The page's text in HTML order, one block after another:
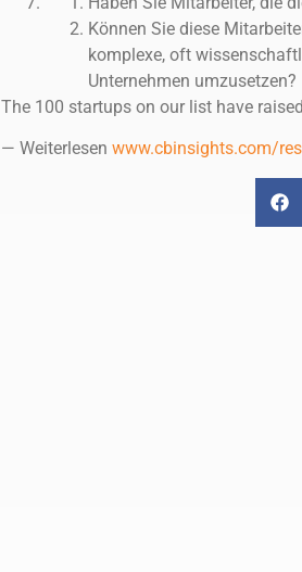
Können Sie diese
komplexe, oft
Unternehmen umzusetzen?
The 100 startups on our list have
— Weiterlesen www.cbinsights.com/